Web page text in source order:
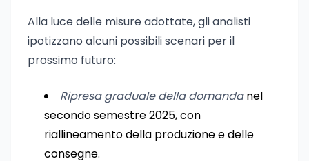
Alla luce delle misure adottate, gli analisti
ipotizzano alcuni possibili scenari per il
prossimo futuro:
Ripresa graduale della domandanel
secondo semestre 2025, con
riallineamento della produzione e delle
consegne.